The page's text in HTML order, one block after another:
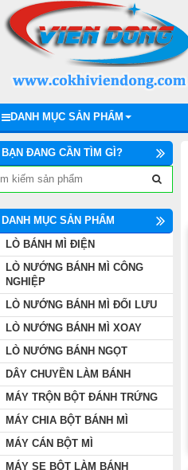
DANH MỤC SẢN PHẨM
BẠN ĐANG CẦN TÌM GÌ?
DANH MỤC SẢN PHẨM
LÒ BÁNH MÌ ĐIỆN
LÒ NƯỚNG BÁNH MÌ CÔNG
NGHIỆP
LÒ NƯỚNG BÁNH MÌ ĐỐI LƯU
LÒ NƯỚNG BÁNH MÌ XOAY
LÒ NƯỚNG BÁNH NGỌT
DÂY CHUYỀN LÀM BÁNH
MÁY TRỘN BỘT ĐÁNH TRỨNG
MÁY CHIA BỘT BÁNH MÌ
MÁY CÁN BỘT MÌ
MÁY SE BỘT LÀM BÁNH
NGHIỆP
LƯU